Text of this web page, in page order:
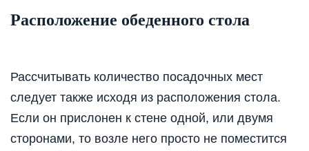
Расположение обеденного стола
Рассчитывать количество посадочных мест
следует также исходя из расположения стола.
Если он прислонен к стене одной, или двумя
сторонами, то возле него просто не поместится